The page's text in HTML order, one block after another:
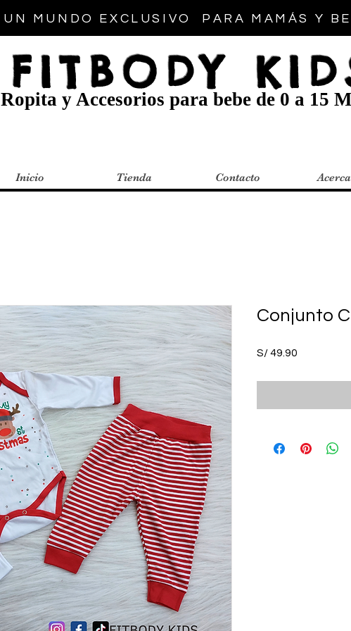
UN MUNDO EXCLUSIVO PARA MAMÁS Y
FITBODY
Ropita y Accesorios para bebe de 0 a 15
Inicio Tienda Contacto
Conjunto
S/ 49.90